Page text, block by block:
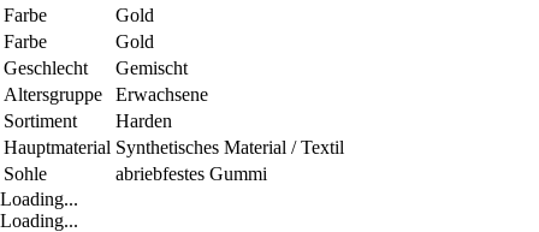
Farbe
Gold
Farbe
Gold
Geschlecht
Gemischt
Altersgruppe
Erwachsene
Sortiment
Harden
Hauptmaterial Synthetisches Material / Textil
Sohle
abriebfestes Gummi
Loading...
Loading...